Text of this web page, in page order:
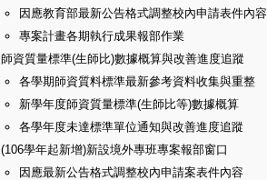
因應教育部最新公告格式調整校內申請表件內容
專案計畫各期執行成果報部作業
師資質量標準(生師比)數據概算與改善進度追蹤
各學期師資質料標準最新參考資料收集與重整
新學年度師資質量標準(生師比等)數據概算
各學年度未達標準單位通知與改善進度追蹤
(106學年起新增)新設境外專班專案報部窗口
因應最新公告格式調整校內申請案表件內容